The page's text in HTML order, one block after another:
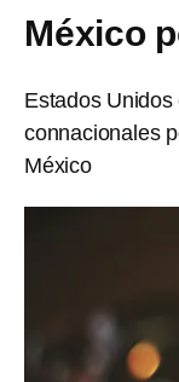
México
Estados
connacionales
México